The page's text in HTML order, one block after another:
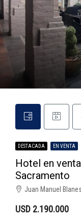
DESTACADA EN VENTA
Hotel en
Sacramento
Juan Manuel
USD 2.190.000